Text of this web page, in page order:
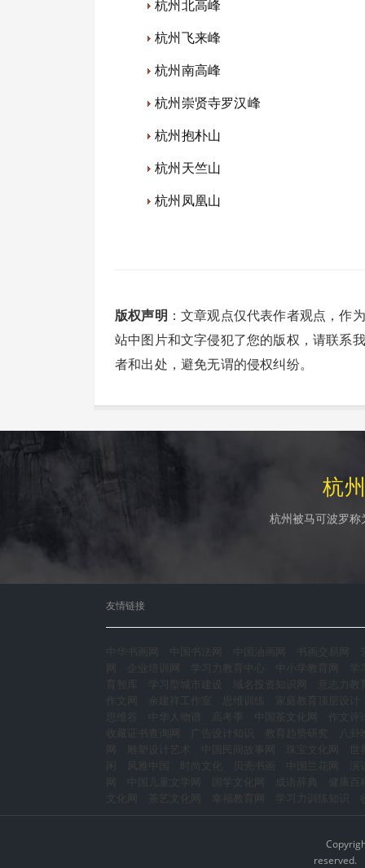
杭州北高峰
杭州飞来峰
杭州南高峰
杭州崇贤寺罗汉峰
杭州抱朴山
杭州天竺山
杭州凤凰山
版权声明 ：文章观点仅代表作者观点，作
站中图片和文字侵犯了您的版权，请联系
者和出处，避免无谓的侵权纠纷。
杭
杭州被马可波罗
友情链接
中华书画网 中国书法网 中国油画网 书画交易网
网
企业培训网 学习力教育中心 中小学教育网
育智库
学习型城市建设 域名投资知识网
意志力教
作文网
余建祥工作室 思维训练
家庭教育顶层设计
思维谷
中华人物谱 高考季 中国茶文化网
作文评
收藏证书查询网
广告设计知识 教育趋势研究
八卦
网
雕塑设计艺术 中国民间故事网 珠宝文化网
世
闲
风雅中国 时尚文化 贝壳书画 中国兰花网
网
中国儿童文学网 国学文化网 成语辞典
健康百
文化网
茶艺文化网 幸福教育网 学习力训练知识